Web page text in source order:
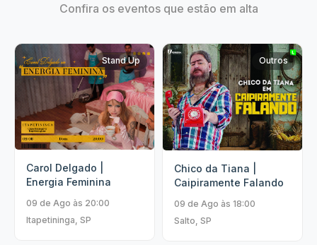
Confira os eventos que estão em alta
Stand Up
Carol Delgado |
Energia Feminina
09 de Ago às 20:00
Itapetininga, SP
Outros
Chico da Tiana |
Caipiramente Falando
09 de Ago às 18:00
Salto, SP